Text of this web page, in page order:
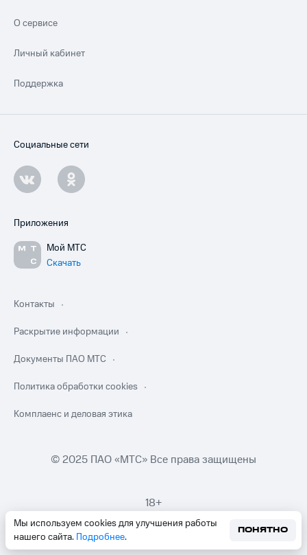
Мы используем cookies для улучшения работы
нашего сайта. Подробнее.
ПОНЯТНО
О сервисе
Личный кабинет
Поддержка
Социальные сети
Приложения
Мой МТС
Скачать
Контакты
Раскрытие информации
Документы ПАО МТС
Политика обработки cookies
Комплаенс и деловая этика
© 2025 ПАО «МТС» Все права защищены
18+